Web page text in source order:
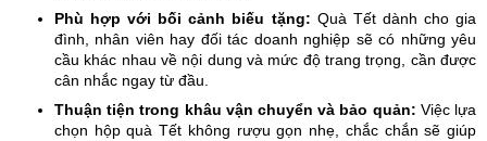
Phù hợp với bối cảnh biếu tặng: Quà Tết dành cho gia
đình, nhân viên hay đối tác doanh nghiệp sẽ có những yêu
cầu khác nhau về nội dung và mức độ trang trọng, cần được
cân nhắc ngay từ đầu.
Thuận tiện trong khâu vận chuyển và bảo quản: Việc lựa
chọn hộp quà Tết không rượu gọn nhẹ, chắc chắn sẽ giúp